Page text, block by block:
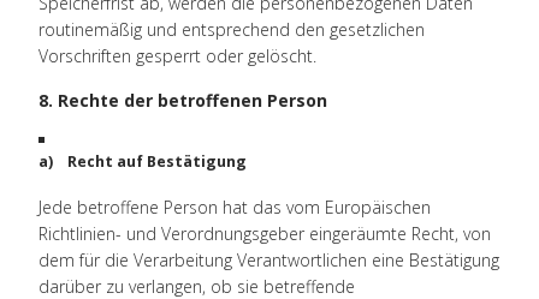
routinemäßig und entsprechend den gesetzlichen
Vorschriften gesperrt oder gelöscht.
8. Rechte der betroffenen Person
a) Recht auf Bestätigung
Jede betroffene Person hat das vom Europäischen
Richtlinien- und Verordnungsgeber eingeräumte Recht, von
dem für die Verarbeitung Verantwortlichen eine Bestätigung
darüber zu verlangen, ob sie betreffende